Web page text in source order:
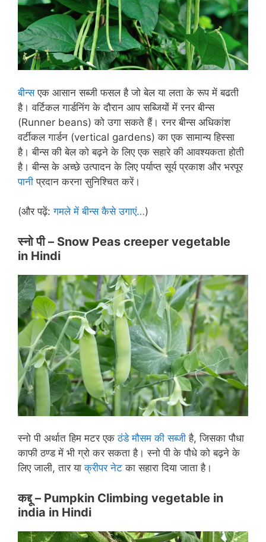
बीन्सएक आसान सब्जी फसल है जो बेल या लता के रूप में बढती
है। वर्टिकल गार्डनिंग के दौरान आप सब्जियों में रनर बीन्स
(Runner beans) को उगा सकते हैं। रनर बीन्स अधिकांश
वर्टीकल गार्डन (vertical gardens) का एक सामान्य हिस्सा
है। बीन्स की बेल को बढ़ने के लिए एक सहारे की आवश्यकता होती
है। बीन्स के अच्छे उत्पादन के लिए पर्याप्त सूर्य प्रकाश और भरपूर
पानी प्रदान करना सुनिश्चित करें।
(और पढ़ें:गमले में बीन्स कैसे उगाएं…)
स्नो पी – Snow Peas creeper vegetable
in Hindi
स्नो पी अर्थात हिम मटर एकठंडे मौसम की सब्जी है, जिसका पौधा
काफी ठण्ड में भी ग्रो कर सकता है। स्नो पी के पौधे को बढ़ने के
लिए जाली, तार याक्रीपर नेट का सहारा दिया जाता है।
कद्दू – Pumpkin Climbing vegetable in
india in Hindi